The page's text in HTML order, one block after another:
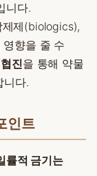
니다.
제(biologics),
향을 줄 수
진을 통해 약물
니다.
인트
률적 금기는